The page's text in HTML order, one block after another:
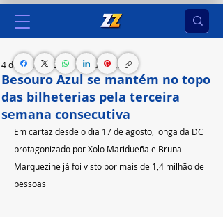
Besouro Azul se mantém no topo
das bilheterias pela terceira
semana consecutiva
4 de set. de 2023 2 min de leitura
Em cartaz desde o dia 17 de agosto, longa da DC
protagonizado por Xolo Maridueña e Bruna
Marquezine já foi visto por mais de 1,4 milhão de
pessoas